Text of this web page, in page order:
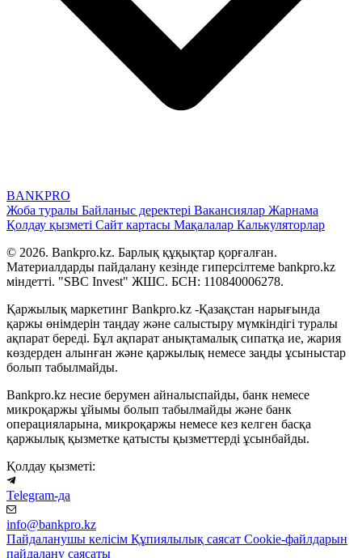
BANKPRO
Жоба туралы Байланыс деректері Вакансиялар Жарнама
Қолдау қызметі Сайт картасы Мақалалар Калькуляторлар
© 2026. Bankpro.kz. Барлық құқықтар қорғалған.
Материалдарды пайдалану кезінде гиперсілтеме bankpro.kz
міндетті. "SBC Invest" ЖШС. БСН: 110840006278.
Қаржылық маркетинг Bankpro.kz -Қазақстан нарығында
қаржы өнімдерін таңдау және салыстыру мүмкіндігі туралы
ақпарат береді. Бұл ақпарат анықтамалық сипатқа ие, жария
көздерден алынған және қаржылық немесе заңды ұсыныстар
болып табылмайды.
Bankpro.kz несие берумен айналыспайды, банк немесе
микроқаржы ұйымы болып табылмайды және банк
операцияларына, микроқаржы немесе кез келген басқа
қаржылық қызметке қатысты қызметтерді ұсынбайды.
Қолдау қызметі:
Telegram-да
info@bankpro.kz
Пайдаланушы келісім Құпиялылық саясат Cookie-файлдарын
пайдалану саясаты